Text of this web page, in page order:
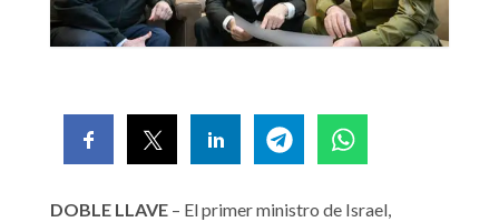
DOBLE LLAVE – El primer ministro de Israel,